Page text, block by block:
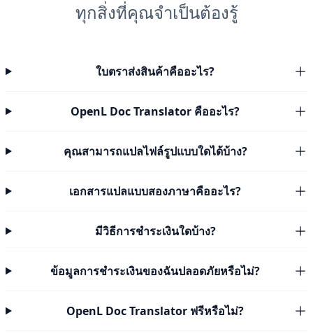
ทุกสิ่งที่คุณจำเป็นต้องรู้
ใบตราส่งสินค้าคืออะไร?
OpenL Doc Translator คืออะไร?
คุณสามารถแปลไฟล์รูปแบบใดได้บ้าง?
เอกสารแปลแบบสองภาษาคืออะไร?
มีวิธีการชำระเงินใดบ้าง?
ข้อมูลการชำระเงินของฉันปลอดภัยหรือไม่?
OpenL Doc Translator ฟรีหรือไม่?